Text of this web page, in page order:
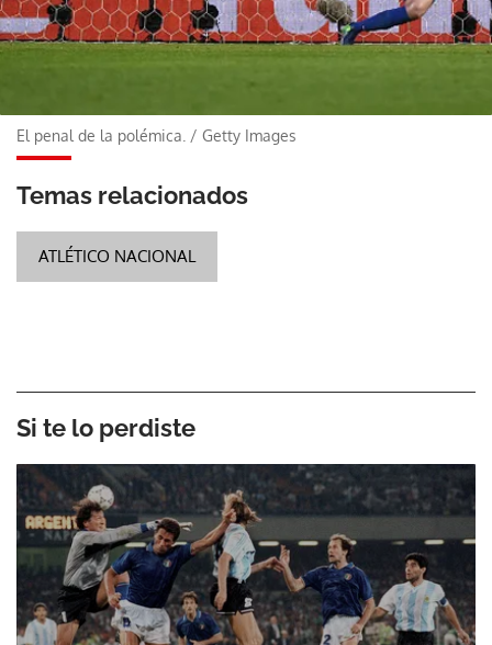
El penal de la polémica. / Getty Images
Temas relacionados
ATLÉTICO NACIONAL
Si te lo perdiste